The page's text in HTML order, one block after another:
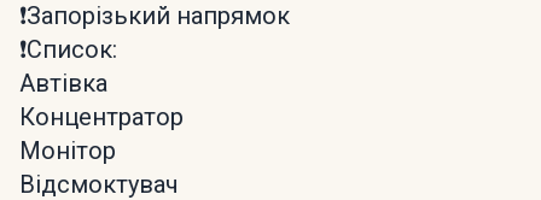
❗️Запорізький напрямок
❗️Список:
Автівка
Концентратор
Монітор
Відсмоктувач